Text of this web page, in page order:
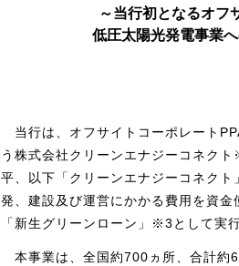
～当行初となるオフ
低圧太陽光発電事業
当行は、オフサイトコーポレート
う株式会社クリーンエナジーコネク
平、以下「クリーンエナジーコネク
発、建設及び運営にかかる費用を資
「新生グリーンローン」※3として実
本事業は、全国約700ヵ所、合計約